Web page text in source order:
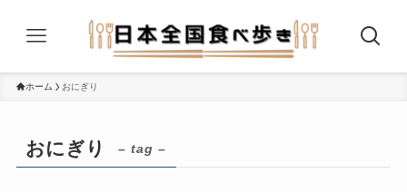
ホーム おにぎり
おにぎり – tag –